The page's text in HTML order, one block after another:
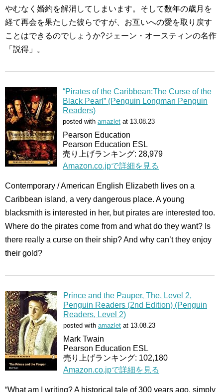
やむなく婚約を解消してしまいます。そして数年の歳月を
経て再会を果たした彼らですが、お互いへの愛を取り戻す
ことはできるのでしょうか?ジェーン・オースティンの名作
「説得」。
“Pirates of the Caribbean:The Curse of the
Black Pearl” (Penguin Longman Penguin
Readers)
posted with amazlet at 13.08.23
Pearson Education
Pearson Education ESL
売り上げランキング: 28,979
Amazon.co.jpで詳細を見る
Contemporary / American English Elizabeth lives on a
Caribbean island, a very dangerous place. A young
blacksmith is interested in her, but pirates are interested too.
Where do the pirates come from and what do they want? Is
there really a curse on their ship? And why can’t they enjoy
their gold?
Prince and the Pauper, The, Level 2,
Penguin Readers (2nd Edition) (Penguin
Readers, Level 2)
posted with amazlet at 13.08.23
Mark Twain
Pearson Education ESL
売り上げランキング: 102,180
Amazon.co.jpで詳細を見る
“What am I writing? A historical tale of 300 years ago, simply